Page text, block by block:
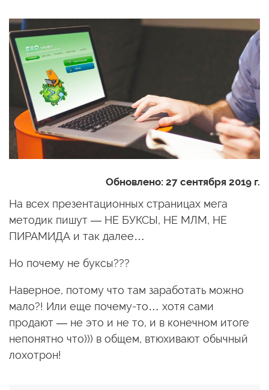
Обновлено: 27 сентября 2019 г.
На всех презентационных страницах мега
методик пишут — НЕ БУКСЫ, НЕ МЛМ, НЕ
ПИРАМИДА и так далее…
Но почему не буксы???
Наверное, потому что там заработать можно
мало?! Или еще почему-то… хотя сами
продают — не это и не то, и в конечном итоге
непонятно что))) в общем, втюхивают обычный
лохотрон!